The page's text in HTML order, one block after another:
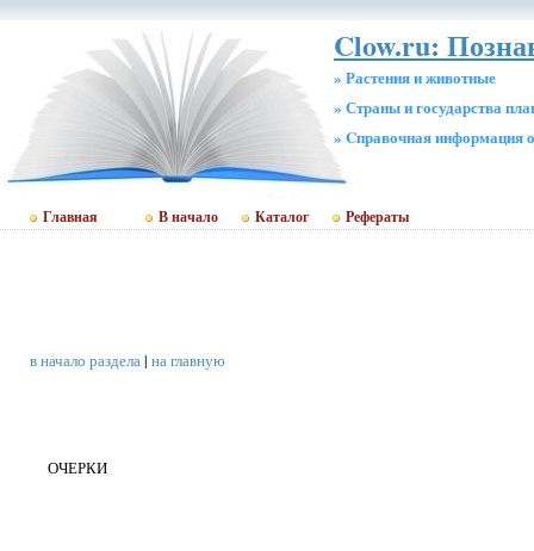
Clow.ru:
» Растения и животные
» Страны и государства
» Cправочная информация
Главная В начало Каталог Рефераты
в начало раздела| на главную
ОЧЕРКИ